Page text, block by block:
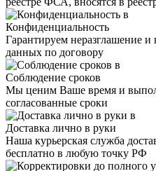
Конфиденциальность
Гарантируем неразглашение
данных по договору
Соблюдение сроков
Мы ценим Ваше время и
согласованные сроки
Доставка лично в руки
Наша курьерская служба
бесплатно в любую точку РФ